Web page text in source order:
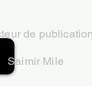
de
Saimir Mile